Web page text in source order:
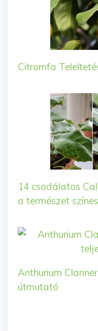
Citromfa
14 csodálatos
a természet
Anthurium
útmutató